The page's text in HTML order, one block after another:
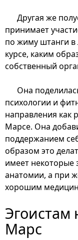
Другая же
принимает
по жиму штанги в
курсе, каким
собственный
Она
психологии и
направления как
Марсе. Она
поддержанием
образом это
имеет некоторые
анатомии, а при
хорошим
Эгоистам
Марс